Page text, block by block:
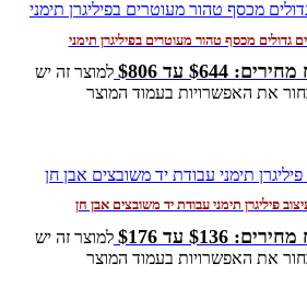
גדולים מכסף טהור מעוטרים בפיליגרן תימני
⁦$644⁩ עד ⁦$806⁩
למוצר זה יש
את האפשרויות בעמוד המוצר
פיליגרן תימני עבודת יד משובצים אבן חן
⁦$136⁩ עד ⁦$176⁩
למוצר זה יש
את האפשרויות בעמוד המוצר